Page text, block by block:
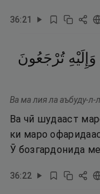
36:21
وَإِلَيْهِ تُرْجَعُونَ
Ва ма лия ла аъбуду-л-
Ва чӣ шудааст
ки маро
Ӯ бозгардонида
36:22